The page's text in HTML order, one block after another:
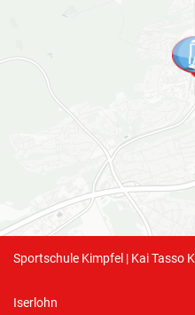
Sportschule Kimpfel | Kai Tasso
Iserlohn